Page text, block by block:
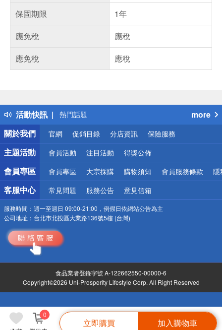
0
立即購買 加入購物車
保固期限
1年
應免稅
應稅
應免稅
應稅
活動快訊
得獎公告
熱門話題
銀行優惠
偏遠地區配送
詐騙網頁！請小心！
more
關於我們
官網 促銷目錄 分店資訊 保險服務
主題活動 會員活動 注目活動 得獎公佈
會員專區 會員專區 大宗採購 購物須知 會員服務條款 隱
客服中心 常見問題 服務公告 意見信箱
服務時間： 週一至週日 09:00-21:00，例假日依網站公告為主
公司地址： 台北市北投區大業路136號5樓 (台灣)
食品業者登錄字號 A-122662550-00000-6
Copyright©2026 Uni-Prosperity Lifestyle Corp. All Right Reserved